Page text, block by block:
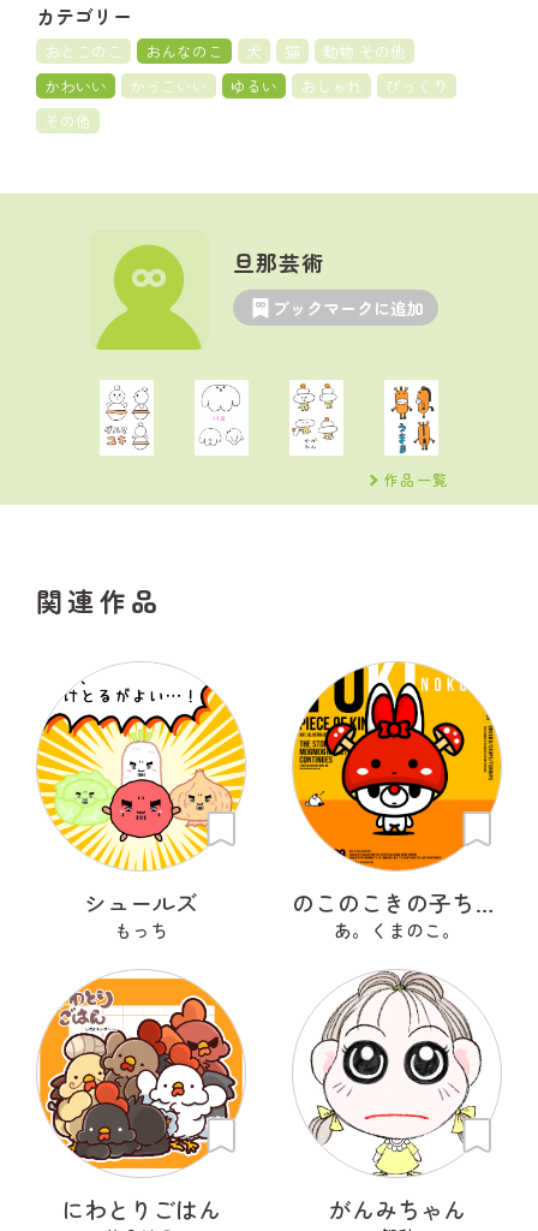
カテゴリー
おとこのこ おんなのこ 犬 猫
動物 その他
かわいい
かっこいい ゆるい おしゃれ
びっくり
その他
旦那芸術
ブックマークに追加
作品一覧
関連作品
シュールズ
もっち
のこのこきの子ちゃん
あ。くまのこ。
にわとりごはん がんみちゃん